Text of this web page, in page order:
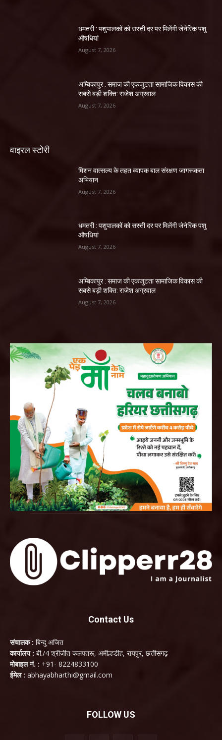
धमतरी : पशुपालकों को सस्ती दर पर मिलेंगी जेनेरिक पशु
औषधियां
August 7, 2026
अम्बिकापुर : समाज की एकजुटता सामाजिक विकास की
सबसे बड़ी शक्ति: राजेश अग्रवाल
August 7, 2026
वाइरल स्टोरी
मिशन वात्सल्य के तहत व्यापक बाल संरक्षण जागरूकता
अभियान
August 7, 2026
धमतरी : पशुपालकों को सस्ती दर पर मिलेंगी जेनेरिक पशु
औषधियां
August 7, 2026
अम्बिकापुर : समाज की एकजुटता सामाजिक विकास की
सबसे बड़ी शक्ति: राजेश अग्रवाल
August 7, 2026
Contact Us
संचालक : बिन्दु अजित
कार्यालय : बी./4 श्रीजीत कलपतरू, अमील्हडीह, रायपुर, छत्तीसगढ़
मोबाइल नं. : +91- 8224833100
ईमेल : abhayabharthi@gmail.com
FOLLOW US